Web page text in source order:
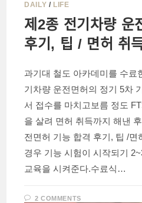
DAILY / LIFE
제2종 전기차량
후기, 팁 / 면허
과기대 철도 아카데미를 수료
기차량 운전면허의 정기 5차
서 접수를 마치고보름 정도
을 살려 면허 취득까지 해낸
전면허 기능 합격 후기, 팁 /면
경우 기능 시험이 시작되기
교육을 시켜준다.수료식…
2 COMMENTS